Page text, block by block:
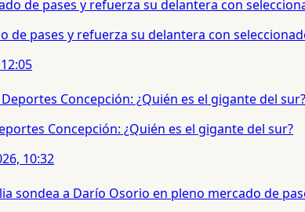
de pases y refuerza su delantera con
Concepción: ¿Quién es el gigante del sur?
10:32